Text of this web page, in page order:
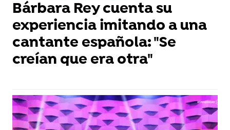
Bárbara Rey cuenta su
experiencia imitando a una
cantante española: "Se
creían que era otra"